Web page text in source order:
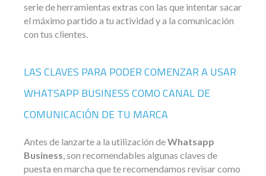
serie de herramientas extras con las que intentar sacar
el máximo partido a tu actividad y a la comunicación
con tus clientes.
LAS CLAVES PARA PODER COMENZAR A USAR
WHATSAPP BUSINESS COMO CANAL DE
COMUNICACIÓN DE TU MARCA
Antes de lanzarte a la utilización deWhatsapp
Business, son recomendables algunas claves de
puesta en marcha que te recomendamos revisar como